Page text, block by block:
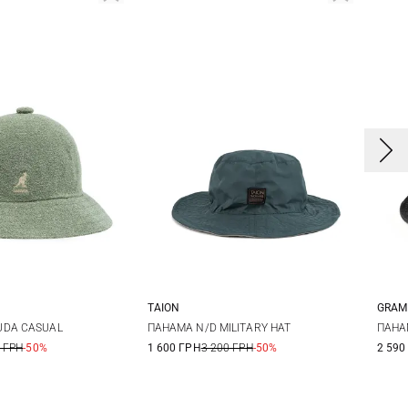
CASUAL
ГРН-50%
One size
TAION
ПАНАМА N/D MILITARY HAT
1 600 ГРН3 200 ГРН-50%
S/
2